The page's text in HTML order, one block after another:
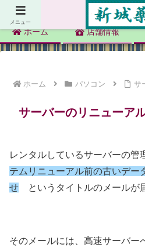
新城薬局
ホーム 店舗情報
ホーム パソコン サ
サーバーのリニューア
レンタルしているサーバーの管
テムリニューアル前の古いデー
せ というタイトルのメールが
そのメールには、高速サーバー
メニュー